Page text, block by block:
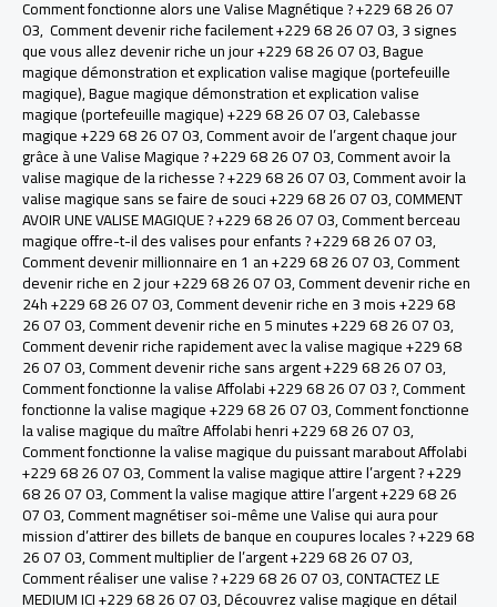
Comment fonctionne alors une Valise Magnétique ? +229 68 26 07
03, Comment devenir riche facilement +229 68 26 07 03,3 signes
que vous allez devenir riche un jour +229 68 26 07 03,Bague
magique démonstration et explication valise magique (portefeuille
magique),Bague magique démonstration et explication valise
magique (portefeuille magique) +229 68 26 07 03,Calebasse
magique +229 68 26 07 03,Comment avoir de l’argent chaque jour
grâce à une Valise Magique ? +229 68 26 07 03,Comment avoir la
valise magique de la richesse ? +229 68 26 07 03,Comment avoir la
valise magique sans se faire de souci +229 68 26 07 03,COMMENT
AVOIR UNE VALISE MAGIQUE ? +229 68 26 07 03,Comment berceau
magique offre-t-il des valises pour enfants ? +229 68 26 07 03,
Comment devenir millionnaire en 1 an +229 68 26 07 03,Comment
devenir riche en 2 jour +229 68 26 07 03,Comment devenir riche en
24h +229 68 26 07 03,Comment devenir riche en 3 mois +229 68
26 07 03,Comment devenir riche en 5 minutes +229 68 26 07 03,
Comment devenir riche rapidement avec la valise magique +229 68
26 07 03,Comment devenir riche sans argent +229 68 26 07 03,
Comment fonctionne la valise Affolabi +229 68 26 07 03 ?,Comment
fonctionne la valise magique +229 68 26 07 03,Comment fonctionne
la valise magique du maître Affolabi henri +229 68 26 07 03,
Comment fonctionne la valise magique du puissant marabout Affolabi
+229 68 26 07 03,Comment la valise magique attire l’argent ? +229
68 26 07 03,Comment la valise magique attire l’argent +229 68 26
07 03,Comment magnétiser soi-même une Valise qui aura pour
mission d’attirer des billets de banque en coupures locales ? +229 68
26 07 03,Comment multiplier de l’argent +229 68 26 07 03,
Comment réaliser une valise ? +229 68 26 07 03,CONTACTEZ LE
MEDIUM ICI +229 68 26 07 03,Découvrez valise magique en détail